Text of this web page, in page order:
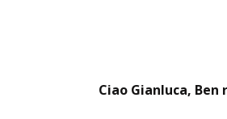
Ciao Gianluca,